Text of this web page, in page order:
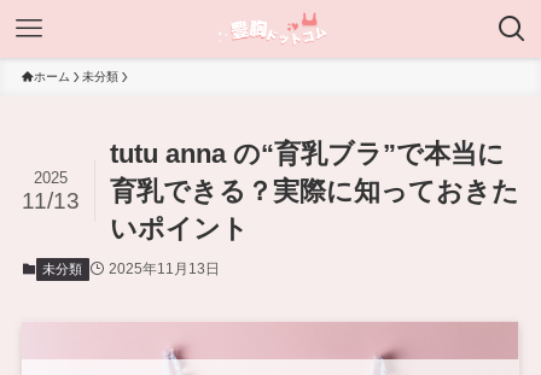
ホーム 未分類
tutu anna の“育乳ブラ”で本当に
育乳できる？実際に知っておきた
いポイント
2025
11/13
未分類 2025年11月13日